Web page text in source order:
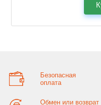
Безопасная
оплата
Обмен или возврат